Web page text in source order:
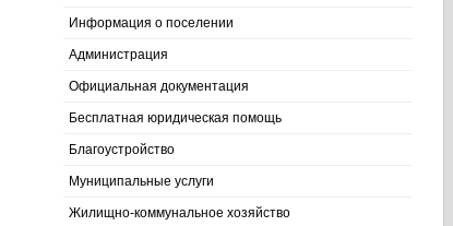
Информация о поселении
Администрация
Официальная документация
Бесплатная юридическая помощь
Благоустройство
Муниципальные услуги
Жилищно-коммунальное хозяйство